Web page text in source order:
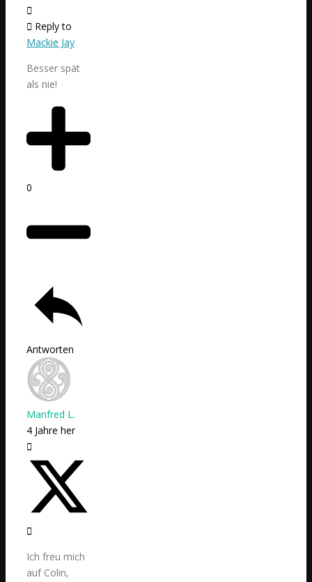
Reply to
Mackie Jay
Besser spät
als nie!
0
Antworten
Manfred L.
4 Jahre her
Ich freu mich
auf Colin,